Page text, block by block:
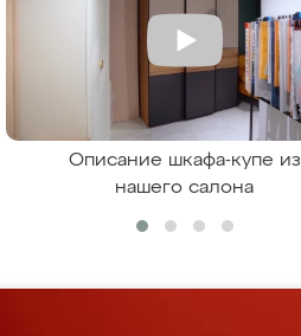
Описание шкафа-купе из
нашего салона